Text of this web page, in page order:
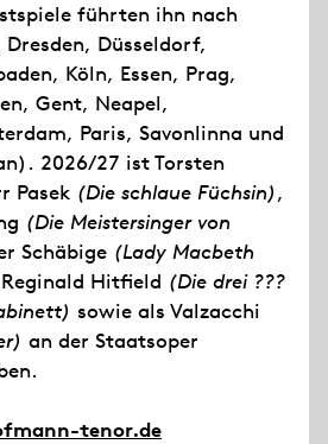
führten ihn nach
Düsseldorf,
Köln, Essen, Prag,
Gent, Neapel,
Paris, Savonlinna und
2026/27 ist Torsten
Pasek (Die schlaue Füchsin),
(Die Meistersinger von
Schäbige (Lady Macbeth
Hitfield (Die drei ???
sowie als Valzacchi
an der Staatsoper
tenor.de